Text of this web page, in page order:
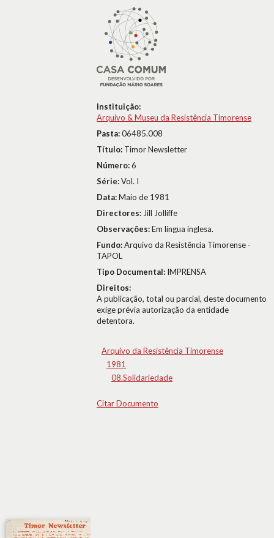
Instituição:
Arquivo & Museu da Resistência Timorense
Pasta:06485.008
Título: Timor Newsletter
Número:6
Série:Vol. I
Data:Maio de 1981
Directores: Jill Jolliffe
Observações:Em língua inglesa.
Fundo:Arquivo da Resistência Timorense -
TAPOL
Tipo Documental: IMPRENSA
Direitos:
A publicação, total ou parcial, deste documento
exige prévia autorização da entidade
detentora.
Arquivo da Resistência Timorense
1981
08.Solidariedade
Citar Documento